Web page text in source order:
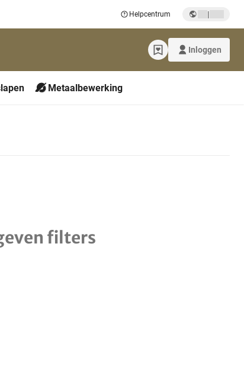
Helpcentrum |
Inloggen
Metaalbewerking
filters